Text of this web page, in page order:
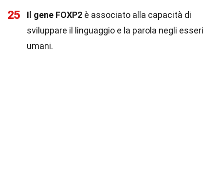
25 Il gene FOXP2 è associato alla capacità di
sviluppare il linguaggio e la parola negli esseri
umani.